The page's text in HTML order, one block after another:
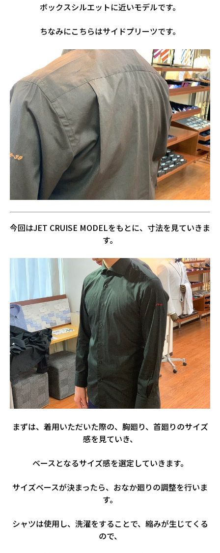
ボックスシルエットに近いモデルです。
ちなみにこちらはサイドプリーツです。
今回はJET CRUISE MODELをもとに、寸法を見ていきま
す。
まずは、着用いただいた際の、胸廻り、首廻りのサイズ
感を見ていき、
ベースとなるサイズ感を選定していきます。
サイズベースが決まったら、おなか廻りの調整を行いま
す。
シャツは使用し、洗濯をすることで、縮みが生じてくる
ので、